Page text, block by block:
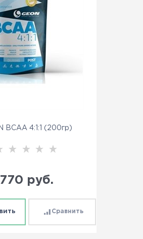
BCAA 4:1:1 (200гр)
770 руб.
Сравнить